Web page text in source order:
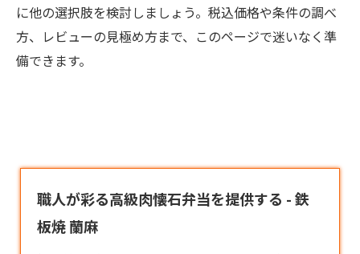
に他の選択肢を検討しましょう。税込価格や条件の調べ
方、レビューの見極め方まで、このページで迷いなく準
備できます。
職人が彩る高級肉懐石弁当を提供する - 鉄
板焼 蘭麻